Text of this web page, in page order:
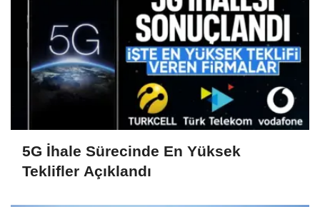
5G İhale Sürecinde En Yüksek
Teklifler Açıklandı